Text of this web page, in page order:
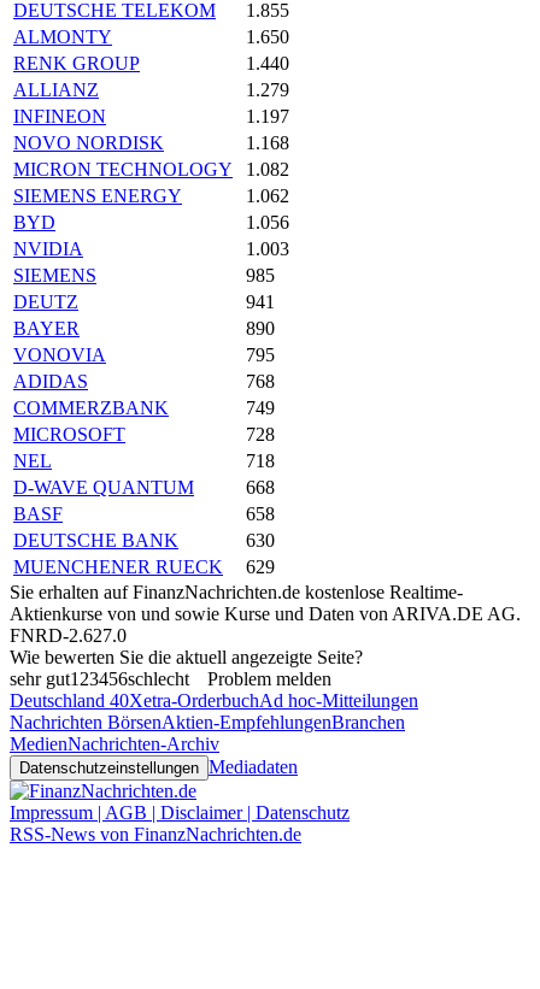
DEUTSCHE TELEKOM
1.855
ALMONTY
1.650
RENK GROUP
1.440
ALLIANZ
1.279
INFINEON
1.197
NOVO NORDISK
1.168
MICRON TECHNOLOGY
1.082
SIEMENS ENERGY
1.062
BYD
1.056
NVIDIA
1.003
SIEMENS
985
DEUTZ
941
BAYER
890
VONOVIA
795
ADIDAS
768
COMMERZBANK
749
MICROSOFT
728
NEL
718
D-WAVE QUANTUM
668
BASF
658
DEUTSCHE BANK
630
MUENCHENER RUECK
629
Sie erhalten auf FinanzNachrichten.de kostenlose Realtime-
Aktienkurse von und sowie Kurse und Daten von ARIVA.DE AG.
FNRD-2.627.0
Wie bewerten Sie die aktuell angezeigte Seite?
sehr gut1 23456schlecht
Problem melden
Deutschland 40Xetra-OrderbuchAd hoc-Mitteilungen
Nachrichten BörsenAktien-EmpfehlungenBranchen
MedienNachrichten-Archiv
Datenschutzeinstellungen Mediadaten
Impressum | AGB | Disclaimer | Datenschutz
RSS-News von FinanzNachrichten.de